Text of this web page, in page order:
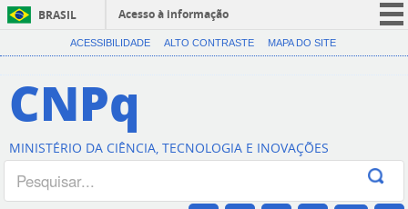
BRASIL
Acesso à informação
CORONAVÍRUS (COVID-19)
Canais
ACESSIBILIDADE ALTO CONTRASTE MAPA DO SITE
CNPq
MINISTÉRIO DA CIÊNCIA, TECNOLOGIA E INOVAÇÕES